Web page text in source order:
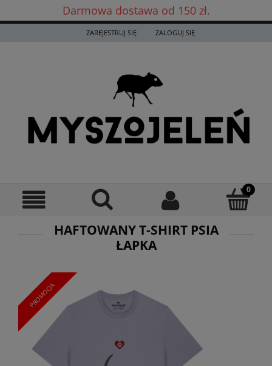
Darmowa dostawa od 150 zł.
Darmowa dostawa już od 150 zł! ✨
ZAREJESTRUJ SIĘ ZALOGUJ SIĘ
HAFTOWANY T-SHIRT PSIA
ŁAPKA
PROMOCJA